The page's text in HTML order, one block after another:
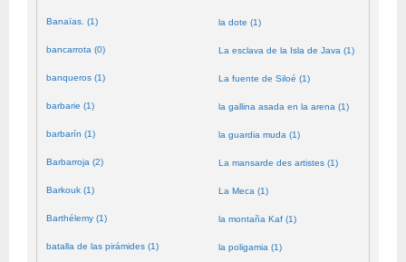
Banaïas. (1)
bancarrota (0)
banqueros (1)
barbarie (1)
barbarín (1)
Barbarroja (2)
Barkouk (1)
Barthélemy (1)
batalla de las pirámides (1)
la dote (1)
La esclava de la Isla de Java (1)
La fuente de Siloé (1)
la gallina asada en la arena (1)
la guardia muda (1)
La mansarde des artistes (1)
La Meca (1)
la montaña Kaf (1)
la poligamia (1)